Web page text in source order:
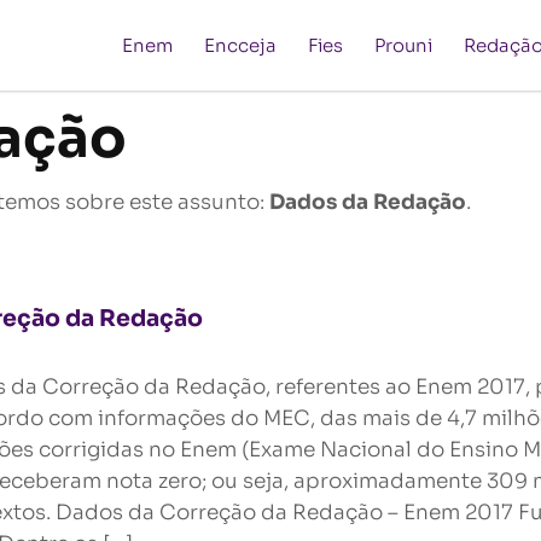
Enem Encceja Fies Prouni
sobre este assunto: Dados da Redação.
da Redação
da Correção da Redação, referentes ao Enem 2017,
com informações do MEC, das mais de 4,7
corrigidas no Enem (Exame Nacional do Ensino
nota zero; ou seja, aproximadamente 309
Dados da Correção da Redação – Enem 2017